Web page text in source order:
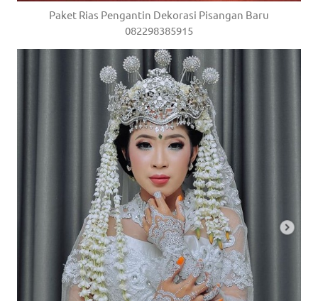
Paket Rias Pengantin Dekorasi Pisangan Baru
082298385915